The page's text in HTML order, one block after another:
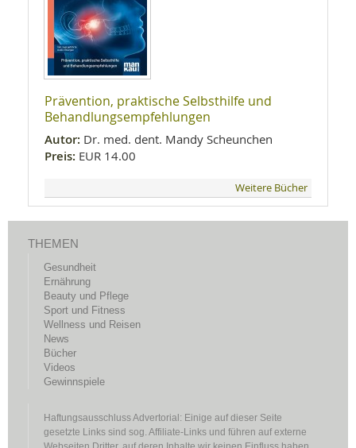
Prävention, praktische Selbsthilfe und
Behandlungsempfehlungen
Autor: Dr. med. dent. Mandy Scheunchen
Preis: EUR 14.00
Weitere Bücher
THEMEN
Gesundheit
Ernährung
Beauty und Pflege
Sport und Fitness
Wellness und Reisen
News
Bücher
Videos
Gewinnspiele
Haftungsausschluss Advertorial: Einige auf dieser Seite
gesetzte Links sind sog. Affiliate-Links und führen auf externe